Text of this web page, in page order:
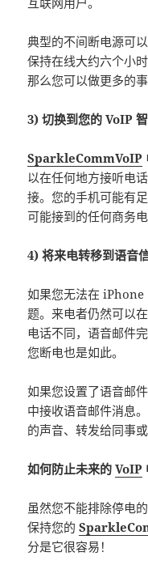
典型的不间断电源可
保持在线大约六个小
那么您可以做更多的事
3) 切换到您的 VoIP
SparkleCommVoIP
以在任何地方接听电
接。您的手机可能有
可能接到的任何商务电
4) 将来电转移到语音信
如果您无法在
题。来电者仍然可以
电话不同，语音邮件
您断电也是如此。
如果您设置了语音邮
中接收语音邮件消息
的声音、转发给同事
如何防止未来的VoIP
虽然您不能排除停电
保持您的
分是它很容易！